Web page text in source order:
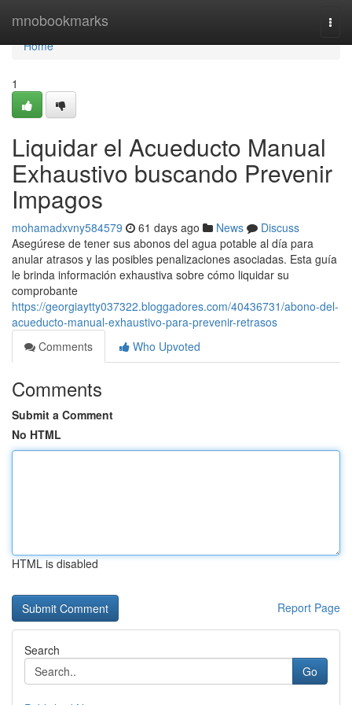
mnobookmarks
Home
Home
1
Liquidar el Acueducto Manual
Exhaustivo buscando Prevenir
Impagos
mohamadxvny584579 61 days ago News
Discuss
Asegúrese de tener sus abonos del agua potable al día para
anular atrasos y las posibles penalizaciones asociadas. Esta guía
le brinda información exhaustiva sobre cómo liquidar su
comprobante
https://georgiaytty037322.bloggadores.com/40436731/abono-del-
acueducto-manual-exhaustivo-para-prevenir-retrasos
Comments
Who Upvoted
Comments
Submit a Comment
No HTML
HTML is disabled
Report Page
Search
Go